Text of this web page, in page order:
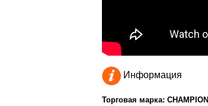
Информация
Торговая марка: CHAMPION